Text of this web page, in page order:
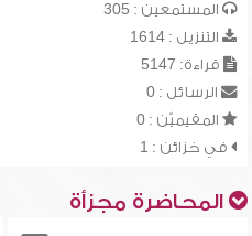
المستمعين : 305
التنزيل : 1614
قراءة: 5147
الرسائل : 0
المقيميّن : 0
في خزائن : 1
المحاضرة مجزأة